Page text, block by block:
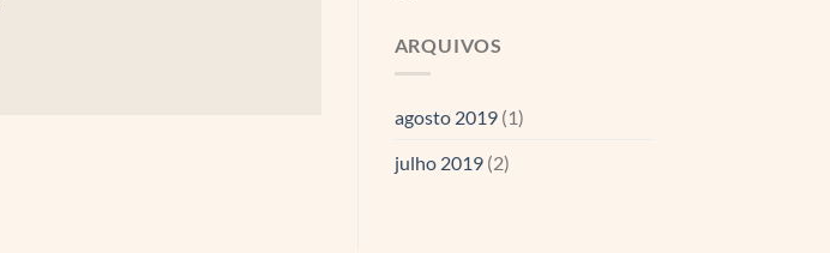
ARQUIVOS
agosto 2019(1)
julho 2019(2)